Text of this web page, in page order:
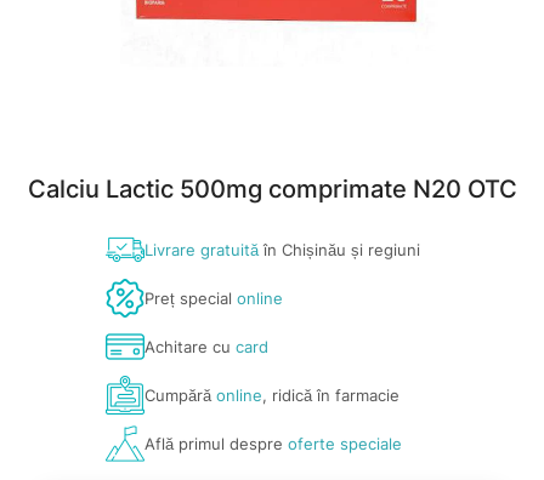
Calciu Lactic 500mg comprimate N20 OTC
Livrare gratuităîn Chișinău și regiuni
Preț special online
Achitare cu card
Cumpărăonline, ridică în farmacie
Află primul despre oferte speciale